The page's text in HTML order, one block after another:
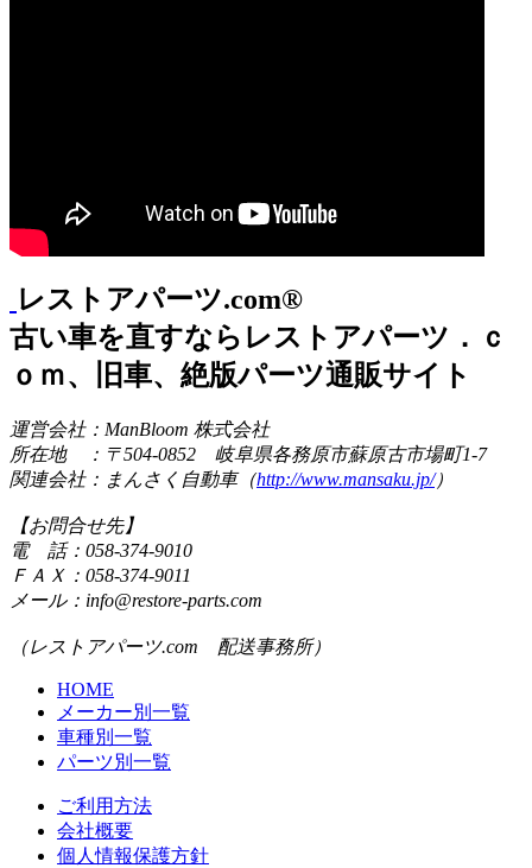
レストアパーツ.com®
古い車を直すならレストアパーツ．ｃ
ｏｍ、旧車、絶版パーツ通販サイト
運営会社：ManBloom 株式会社
所在地 ：〒504-0852 岐阜県各務原市蘇原古市場町1-7
関連会社：まんさく自動車（http://www.mansaku.jp/）
【お問合せ先】
電 話：058-374-9010
ＦＡＸ：058-374-9011
メール：info@restore-parts.com
（レストアパーツ.com 配送事務所）
HOME
メーカー別一覧
車種別一覧
パーツ別一覧
ご利用方法
会社概要
個人情報保護方針